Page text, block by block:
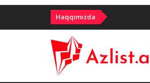
Haqqımızda